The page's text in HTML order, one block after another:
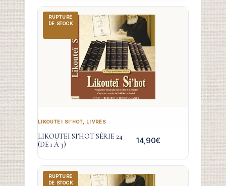
RUPTURE
DE STOCK
LIKOUTEI SI'HOT, LIVRES
LIKOUTEI SI’HOT SÉRIE 24
(DE 1 À 3)
14,90€
RUPTURE
DE STOCK